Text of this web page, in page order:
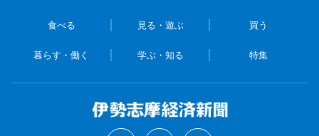
食べる 見る・遊ぶ 買う
暮らす・働く 学ぶ・知る 特集